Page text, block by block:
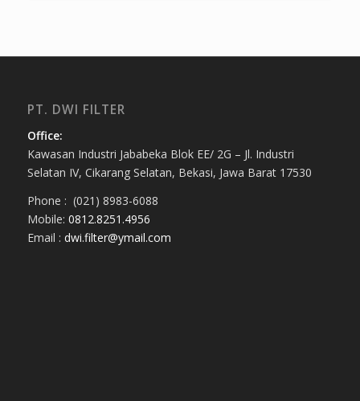
PT. DWI FILTER
Office:
Kawasan Industri Jababeka Blok EE/ 2G – Jl. Industri
Selatan IV, Cikarang Selatan, Bekasi, Jawa Barat 17530
Phone : (021) 8983-6088
Mobile: 0812.8251.4956
Email : dwi.filter@ymail.com